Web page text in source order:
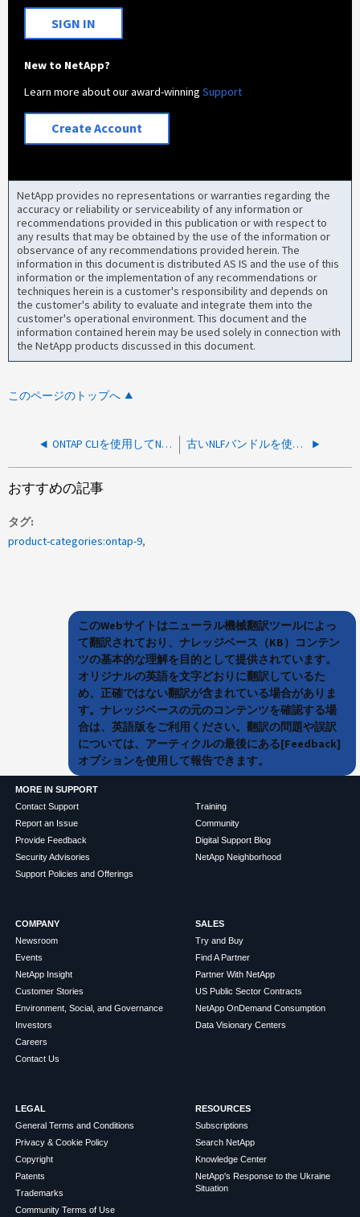
SIGN IN
New to NetApp?
Learn more about our award-winningSupport
Create Account
NetApp provides no representations or warranties regarding the
accuracy or reliability or serviceability of any information or
recommendations provided in this publication or with respect to
any results that may be obtained by the use of the information or
observance of any recommendations provided herein. The
information in this document is distributed AS IS and the use of this
information or the implementation of any recommendations or
techniques herein is a customer's responsibility and depends on
the customer's ability to evaluate and integrate them into the
customer's operational environment. This document and the
information contained herein may be used solely in connection with
the NetApp products discussed in this document.
このページのトップへ
ONTAP CLIを使用してNLFライセンスをインストール 古いNLFバンドルを使用して他のノードにインストールすると、ライセンスのインストールに失敗します
おすすめの記事
タグ
product-categories:ontap-9
このWebサイトはニューラル機械翻訳ツールによっ
て翻訳されており、ナレッジベース（KB）コンテン
ツの基本的な理解を目的として提供されています。
オリジナルの英語を文字どおりに翻訳しているた
め、正確ではない翻訳が含まれている場合がありま
す。ナレッジベースの元のコンテンツを確認する場
合は、英語版をご利用ください。翻訳の問題や誤訳
については、アーティクルの最後にある[Feedback]
オプションを使用して報告できます。
MORE IN SUPPORT
Contact Support
Report an Issue
Provide Feedback
Security Advisories
Support Policies and Offerings
Training
Community
Digital Support Blog
NetApp Neighborhood
COMPANY
Newsroom
Events
NetApp Insight
Customer Stories
Environment, Social, and Governance
Investors
Careers
Contact Us
SALES
Try and Buy
Find A Partner
Partner With NetApp
US Public Sector Contracts
NetApp OnDemand Consumption
Data Visionary Centers
LEGAL
General Terms and Conditions
Privacy & Cookie Policy
Copyright
Patents
Trademarks
Community Terms of Use
RESOURCES
Subscriptions
Search NetApp
Knowledge Center
NetApp's Response to the Ukraine
Situation